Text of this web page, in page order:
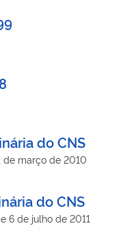
do CNS
de março de 2010
do CNS
6 de julho de 2011